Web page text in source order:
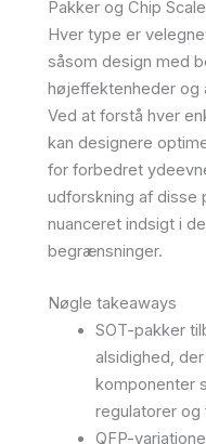
Pakker og Chip
Hver type er
såsom design med
højeffektenheder og
Ved at forstå hver
kan designere
for forbedret
udforskning af disse
nuanceret indsigt i
begrænsninger.
Nøgle takeaways
SOT-pakker
alsidighed,
komponenter
regulatorer
QFP-